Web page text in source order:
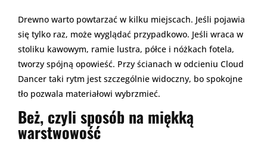
Drewno warto powtarzać w kilku miejscach. Jeśli pojawia
się tylko raz, może wyglądać przypadkowo. Jeśli wraca w
stoliku kawowym, ramie lustra, półce i nóżkach fotela,
tworzy spójną opowieść. Przy ścianach w odcieniu Cloud
Dancer taki rytm jest szczególnie widoczny, bo spokojne
tło pozwala materiałowi wybrzmieć.
Beż, czyli sposób na miękką
warstwowość